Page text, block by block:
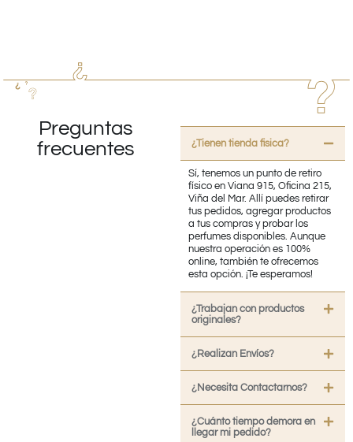
Preguntas
frecuentes
¿Tienen tienda fisica?
Sí, tenemos un punto de retiro
físico en Viana 915, Oficina 215,
Viña del Mar. Allí puedes retirar
tus pedidos, agregar productos
a tus compras y probar los
perfumes disponibles. Aunque
nuestra operación es 100%
online, también te ofrecemos
esta opción. ¡Te esperamos!
¿Trabajan con productos
originales?
¿Realizan Envíos?
¿Necesita Contactarnos?
¿Cuánto tiempo demora en
llegar mi pedido?